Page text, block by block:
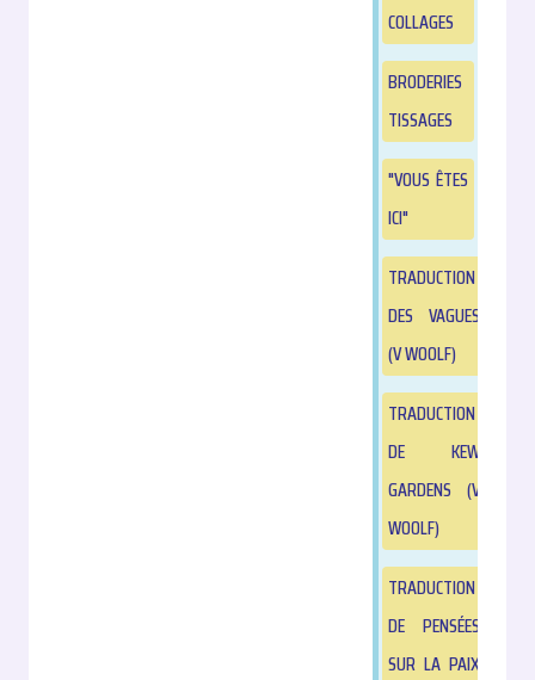
COLLAGES
BRODERIES
TISSAGES
"VOUS ÊTES
ICI"
TRADUCTION
DES VAGUES
(V WOOLF)
TRADUCTION
DE KEW
GARDENS (V
WOOLF)
TRADUCTION
DE PENSÉES
SUR LA PAIX